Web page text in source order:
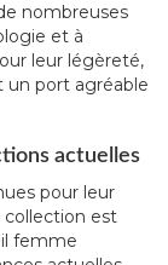
nombreuses
et à
leur légèreté,
un port agréable
actuelles
pour leur
collection est
femme